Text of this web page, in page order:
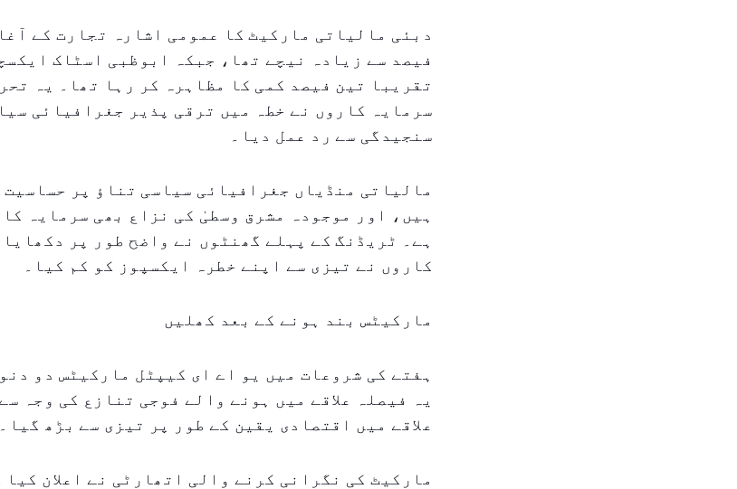
دبئی مالیاتی مارکیٹ کا عمومی اشارہ تجارت کے
فیصد سے زیادہ نیچے تھا، جبکہ ابوظبی اسٹاک
تقریبا تین فیصد کمی کا مظاہرہ کر رہا تھا۔ یہ
سرمایہ کاروں نے خطہ میں ترقی پذیر جغرافیائی
سنجیدگی سے رد عمل دیا۔
مالیاتی منڈیاں جغرافیائی سیاسی تناؤ پر
ہیں، اور موجودہ مشرق وسطیٰ کی نزاع بھی سرمایہ
ہے۔ ٹریڈنگ کے پہلے گھنٹوں نے واضح طور پر دکھایا
کاروں نے تیزی سے اپنے خطرہ ایکسپوز کو کم کیا۔
مارکیٹس بند ہونے کے بعد کھلیں
ہفتے کی شروعات میں یو اے ای کیپٹل مارکیٹس دو
یہ فیصلہ علاقے میں ہونے والے فوجی تنازع کی وجہ
علاقے میں اقتصادی یقین کے طور پر تیزی سے بڑھ گیا۔
مارکیٹ کی نگرانی کرنے والی اتھارٹی نے اعلان